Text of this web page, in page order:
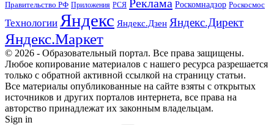
Правительство РФ Приложения РСЯ Реклама Роскомнадзор Роскосмос
Технологии Яндекс Яндекс.Дзен Яндекс.Директ
Яндекс.Маркет
© 2026 - Образовательный портал. Все права защищены.
Любое копирование материалов с нашего ресурса разрешается
только с обратной активной ссылкой на страницу статьи.
Все материалы опубликованные на сайте взяты с открытых
источников и других порталов интернета, все права на
авторство принадлежат их законным владельцам.
Sign in